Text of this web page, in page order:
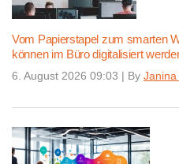
Vom Papierstapel zum smarten
können im Büro digitalisiert
6. August 2026 09:03 | By